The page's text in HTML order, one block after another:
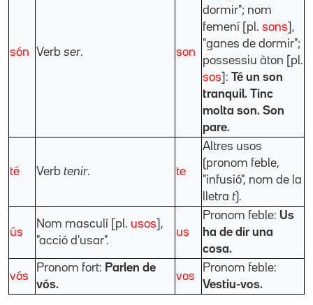
són Verb ser. son
dormir"; nom
femení [pl. sons ],
"ganes de dormir";
possessiu àton [pl.
sos ]:
Té un son
tranquil. Tinc
molta son. Son
pare.
té Verb tenir. te
Altres usos
(pronom feble,
"infusió", nom de la
lletra t).
ús
Nom masculí [pl. usos ],
"acció d'usar".
us
Pronom feble: Us
ha de dir una
cosa.
vós
Pronom fort: Parlen de
vós.
vos
Pronom feble:
Vestiu-vos.